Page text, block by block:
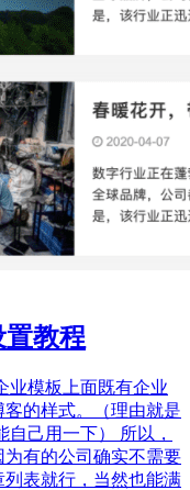
教程
业模板上面既有企业
的样式。（理由就是
自己用一下） 所以，
为有的公司确实不需要
表就行，当然也能满